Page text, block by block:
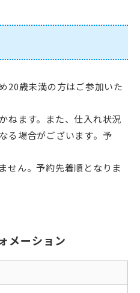
20歳未満の方はご参加いた
ねます。また、仕入れ状況
る場合がございます。予
せん。予約先着順となりま
メーション